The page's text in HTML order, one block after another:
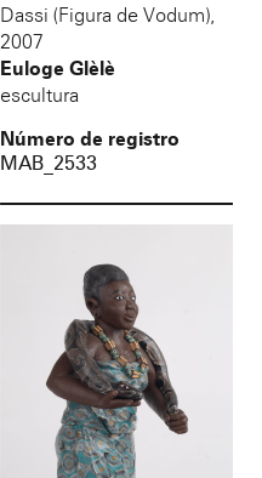
Dassi (Figura de Vodum)
2007
Euloge Glèlè
escultura
Número de registro
MAB_2533